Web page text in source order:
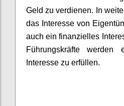
Geld zu verdienen. In
das Interesse von
auch ein finanzielles
Führungskräfte werden
Interesse zu erfüllen.